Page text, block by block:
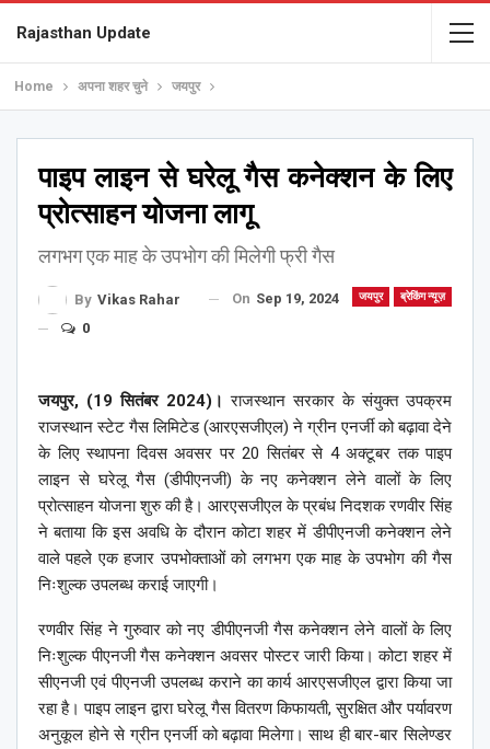
Rajasthan Update
Home अपना शहर चुने जयपुर
पाइप लाइन से घरेलू गैस कनेक्शन के लिए
प्रोत्साहन योजना लागू
लगभग एक माह के उपभोग की मिलेगी फ्री गैस
जयपुर ब्रेकिंग न्यूज़
By Vikas Rahar On Sep 19, 2024
0
जयपुर, (19 सितंबर 2024)। राजस्थान सरकार के संयुक्त उपक्रम
राजस्थान स्टेट गैस लिमिटेड (आरएसजीएल) ने ग्रीन एनर्जी को बढ़ावा देने
के लिए स्थापना दिवस अवसर पर 20 सितंबर से 4 अक्टूबर तक पाइप
लाइन से घरेलू गैस (डीपीएनजी) के नए कनेक्शन लेने वालों के लिए
प्रोत्साहन योजना शुरु की है। आरएसजीएल के प्रबंध निदशक रणवीर सिंह
ने बताया कि इस अवधि के दौरान कोटा शहर में डीपीएनजी कनेक्शन लेने
वाले पहले एक हजार उपभोक्ताओं को लगभग एक माह के उपभोग की गैस
निःशुल्क उपलब्ध कराई जाएगी।
रणवीर सिंह ने गुरुवार को नए डीपीएनजी गैस कनेक्शन लेने वालों के लिए
निःशुल्क पीएनजी गैस कनेक्शन अवसर पोस्टर जारी किया। कोटा शहर में
सीएनजी एवं पीएनजी उपलब्ध कराने का कार्य आरएसजीएल द्वारा किया जा
रहा है। पाइप लाइन द्वारा घरेलू गैस वितरण किफायती, सुरक्षित और पर्यावरण
अनुकूल होने से ग्रीन एनर्जी को बढ़ावा मिलेगा। साथ ही बार-बार सिलेण्डर